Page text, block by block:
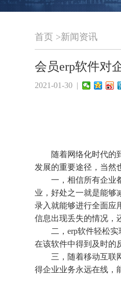
首页 >新闻资讯
会员erp软件对
2021-01-30 |
随着网络化时代的到
发展的重要途径，当然
一，相信所有企业都
业，好处之一就是能够
录入就能够进行全面应
信息出现丢失的情况，
二，erp软件轻松实
在该软件中得到及时的
三，随着移动互联网
得企业业务永远在线，